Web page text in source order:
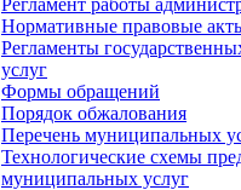
Регламент работы
Нормативные правовые
Регламенты
услуг
Формы обращений
Порядок обжалования
Перечень муниципальных
Технологические схемы
муниципальных услуг